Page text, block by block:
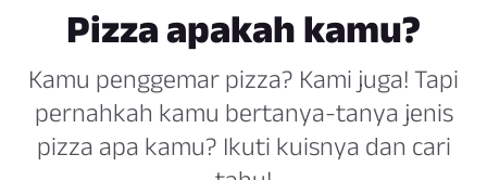
Pizza apakah kamu?
Kamu penggemar pizza? Kami juga! Tapi
pernahkah kamu bertanya-tanya jenis
pizza apa kamu? Ikuti kuisnya dan cari